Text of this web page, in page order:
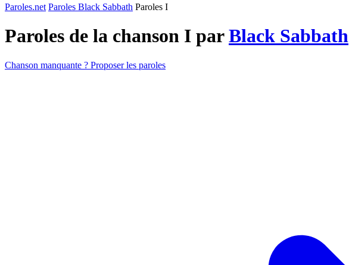
Paroles.net Paroles Black Sabbath Paroles I
Paroles de la chanson I parBlack Sabbath
Chanson manquante ? Proposer les paroles